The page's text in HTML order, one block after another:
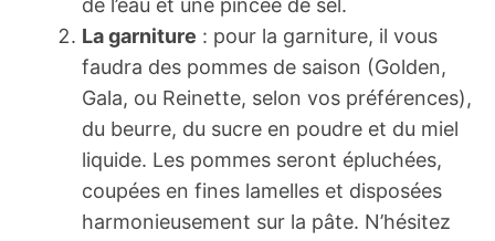
de l’eau et une pincée de sel.
La garniture : pour la garniture, il vous
faudra des pommes de saison (Golden,
Gala, ou Reinette, selon vos préférences),
du beurre, du sucre en poudre et du miel
liquide. Les pommes seront épluchées,
coupées en fines lamelles et disposées
harmonieusement sur la pâte. N’hésitez